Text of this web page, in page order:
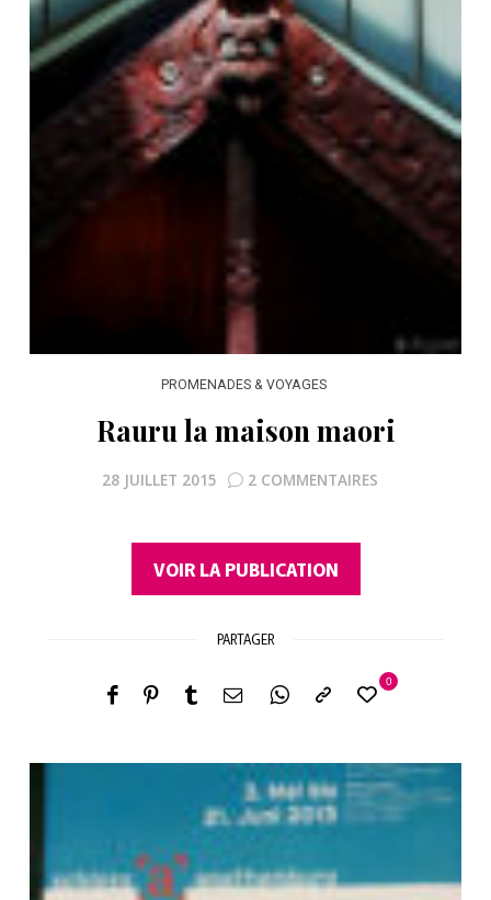
PROMENADES & VOYAGES
Rauru la maison maori
28 JUILLET 2015 2 COMMENTAIRES
VOIR LA PUBLICATION
PARTAGER
0